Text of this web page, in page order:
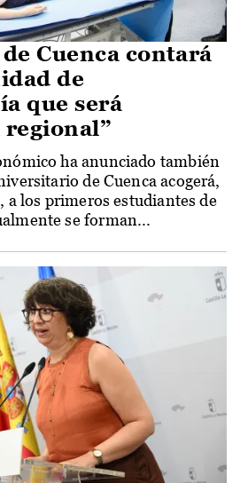
Cuenca contará
de
que será
ha anunciado también
de Cuenca acogerá,
a los primeros estudiantes de
se forman...